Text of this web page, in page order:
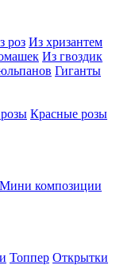
роз Из хризантем
Из гвоздик
Гиганты
Красные розы
Мини композиции
Топпер Открытки